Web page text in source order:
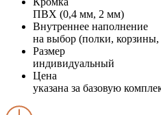
ПВХ (0,4 мм, 2 мм)
Внутреннее наполнение
на выбор (полки,
Размер
индивидуальный
Цена
указана за базовую